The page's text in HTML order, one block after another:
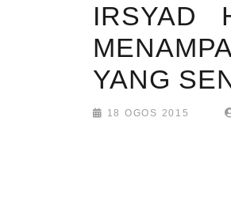
IRSYAD
YANG
18 OGOS 2015